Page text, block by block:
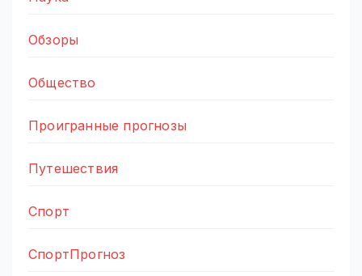
Обзоры
Общество
Проигранные прогнозы
Путешествия
Спорт
СпортПрогноз